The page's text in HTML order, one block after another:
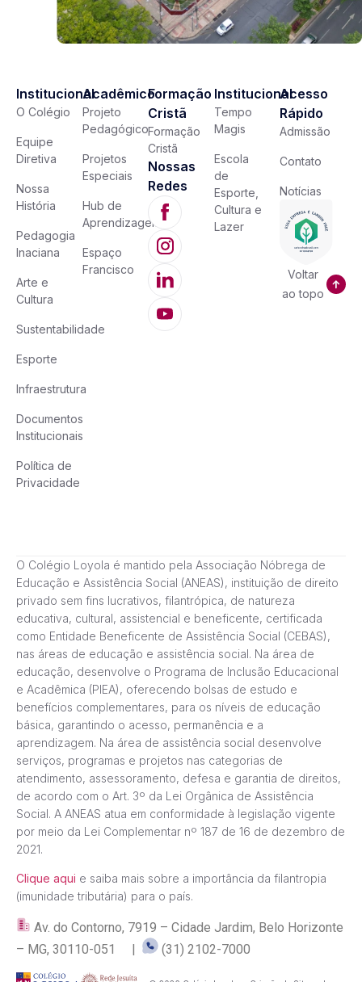
Institucional
O Colégio
Equipe
Diretiva
Nossa
História
Pedagogia
Inaciana
Arte e
Cultura
Sustentabilidade
Esporte
Infraestrutura
Documentos
Institucionais
Política de
Privacidade
Acadêmico
Projeto
Pedagógico
Projetos
Especiais
Hub de
Aprendizagem
Espaço
Francisco
Formação
Cristã
Formação
Cristã
Nossas
Redes
Institucional
Tempo
Magis
Escola
de
Esporte,
Cultura e
Lazer
Acesso
Rápido
Admissão
Contato
Notícias
Voltar
ao topo
O Colégio Loyola é mantido pela Associação Nóbrega de
Educação e Assistência Social (ANEAS), instituição de direito
privado sem fins lucrativos, filantrópica, de natureza
educativa, cultural, assistencial e beneficente, certificada
como Entidade Beneficente de Assistência Social (CEBAS),
nas áreas de educação e assistência social. Na área de
educação, desenvolve o Programa de Inclusão Educacional
e Acadêmica (PIEA), oferecendo bolsas de estudo e
benefícios complementares, para os níveis de educação
básica, garantindo o acesso, permanência e a
aprendizagem. Na área de assistência social desenvolve
serviços, programas e projetos nas categorias de
atendimento, assessoramento, defesa e garantia de direitos,
de acordo com o Art. 3º da Lei Orgânica de Assistência
Social. A ANEAS atua em conformidade à legislação vigente
por meio da Lei Complementar nº 187 de 16 de dezembro de
2021.
Clique aqui e saiba mais sobre a importância da filantropia
(imunidade tributária) para o país.
Av. do Contorno, 7919 – Cidade Jardim, Belo Horizonte
– MG, 30110-051 |
(31) 2102-7000